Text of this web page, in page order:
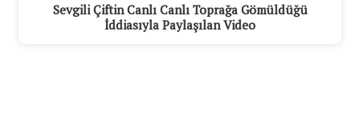
Sevgili Çiftin Canlı Canlı Toprağa Gömüldüğü
İddiasıyla Paylaşılan Video